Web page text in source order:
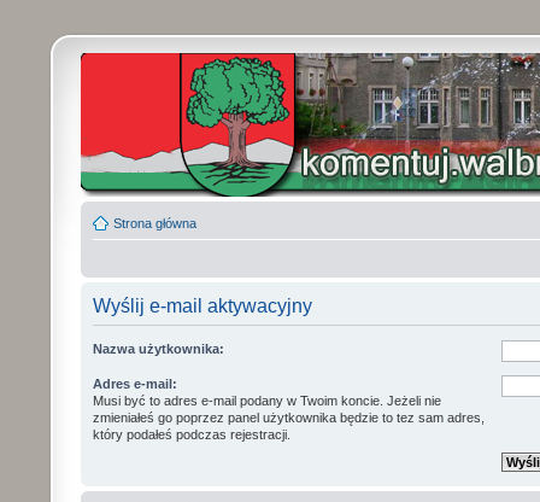
Strona główna
Wyślij e-mail aktywacyjny
Nazwa użytkownika:
Adres e-mail:
Musi być to adres e-mail podany w Twoim koncie. Jeżeli nie
zmieniałeś go poprzez panel użytkownika będzie to tez sam adres,
który podałeś podczas rejestracji.